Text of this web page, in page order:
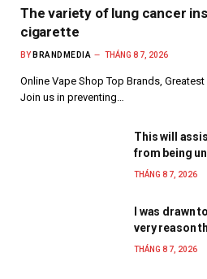
The variety of lung cancer
cigarette
BY BRANDMEDIA THÁNG 8 7, 2026
Online Vape Shop Top Brands,
Join us in preventing…
This will
from being
THÁNG 8 7, 2026
I was drawn
very reason
THÁNG 8 7, 2026